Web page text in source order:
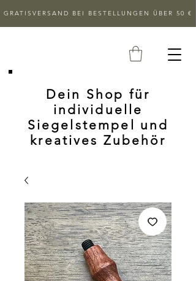
GRATISVERSAND BEI BESTELLUNGEN ÜBER 50 €
Dein Shop für
individuelle
Siegelstempel und
kreatives Zubehör